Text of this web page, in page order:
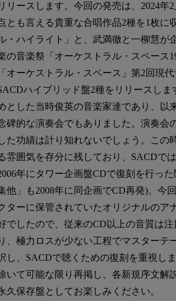
リースします。今回の発売は、2024
とも言える貴重な合唱作品2種を1枚に
・ハイライト」と、武満徹と一柳慧が
の音楽祭「オーケストラル・スペース
「オーケストラル・スペース」第2回現
ハイブリッド盤2種をリリースしま
とした当時俊英の音楽家達であり、以
碑的な演奏会でもありました。演奏会
た功績は計り知れないでしょう。この
雰囲気を存分に残しており、SACDで
年にタワー企画盤CDで復刻を行っ
他」も2008年に同企画でCD再発)。今
ターに保管されていたオリジナルのア
でしたので、従来のCD以上の音質は
、極力ロスが少ない工程でマスターテ
し、SACDで聴くための復刻を重視し
いて可能な限り再掲し、各新規序文解
久保存盤としてお楽しみください。